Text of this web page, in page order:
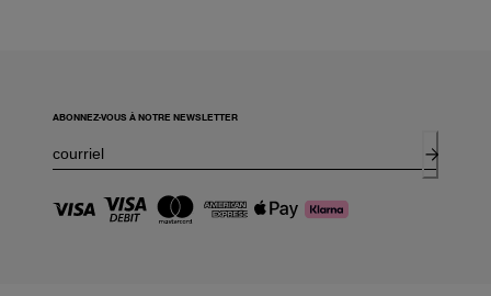
ABONNEZ-VOUS À NOTRE NEWSLETTER